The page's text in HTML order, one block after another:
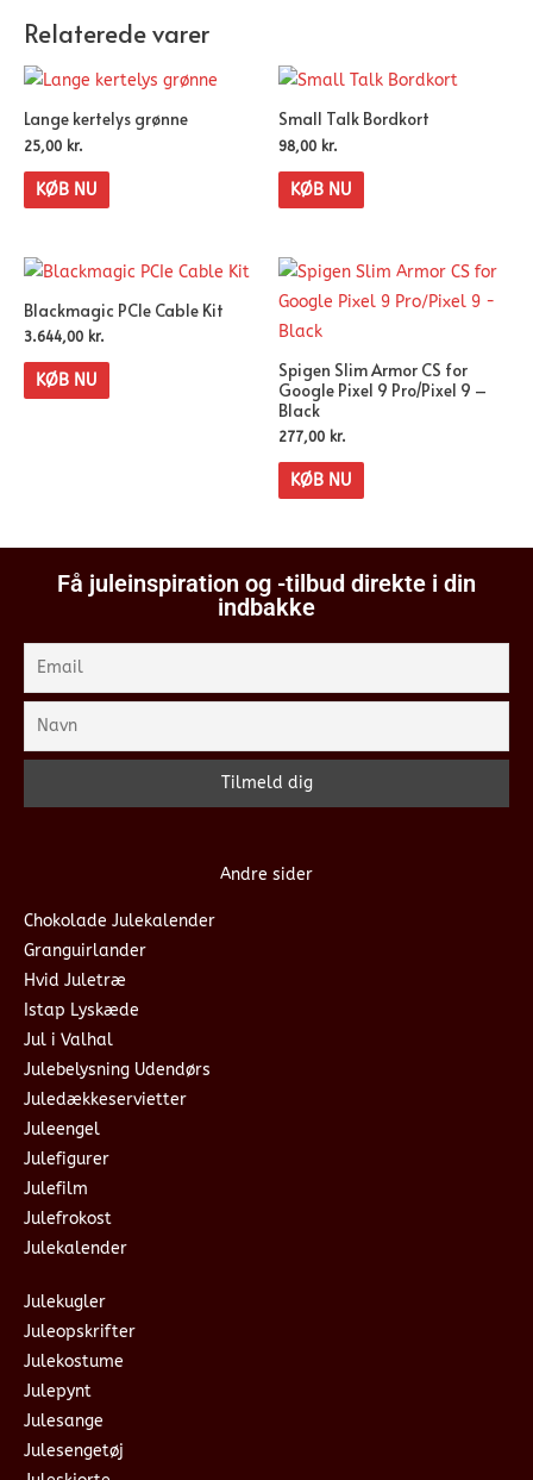
Relaterede varer
Lange kertelys grønne
25,00 kr.
KØB NU
Small Talk Bordkort
98,00 kr.
KØB NU
Blackmagic PCIe Cable Kit
3.644,00 kr.
KØB NU
Spigen Slim Armor CS for
Google Pixel 9 Pro/Pixel 9 –
Black
277,00 kr.
KØB NU
Få juleinspiration og -tilbud direkte i din
indbakke
Andre sider
Chokolade Julekalender
Granguirlander
Hvid Juletræ
Istap Lyskæde
Jul i Valhal
Julebelysning Udendørs
Juledækkeservietter
Juleengel
Julefigurer
Julefilm
Julefrokost
Julekalender
Julekugler
Juleopskrifter
Julekostume
Julepynt
Julesange
Julesengetøj